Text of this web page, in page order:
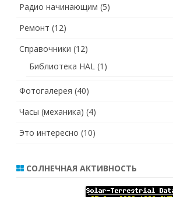
Радио начинающим (5)
Ремонт (12)
Справочники (12)
Библиотека HAL (1)
Фотогалерея (40)
Часы (механика) (4)
Это интересно (10)
СОЛНЕЧНАЯ АКТИВНОСТЬ